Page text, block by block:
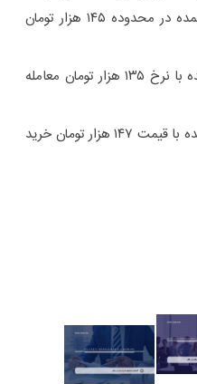
سیمان پاکتی آبیک _ (تیپ 2) عمده در محدوده ۱۴۵ هزار تومان
سیمان پاکتی ساوه (تیپ۲) _ عمده با نرخ ۱۳۵ هزار تومان معامله
سیمان پاکتی تهران _ (تیپ 2) عمده با قیمت ۱۴۷ هزار تومان خرید